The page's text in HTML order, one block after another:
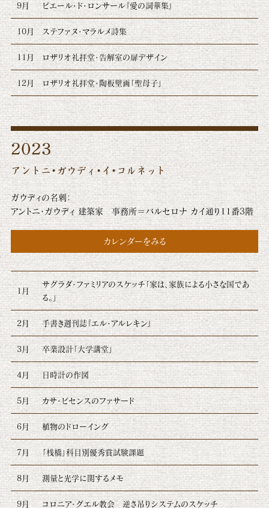
9月 ピエール・ド・ロンサール『愛の詞華集』
10月 ステファヌ・マラルメ詩集
11月 ロザリオ礼拝堂・告解室の扉デザイン
12月 ロザリオ礼拝堂・陶板壁画「聖母子」
2023
アントニ・ガウディ・イ・コルネット
ガウディの名刺：
アントニ・ガウディ 建築家 事務所＝バルセロナ カイ通り11番3階
カレンダーをみる
1月
サグラダ・ファミリアのスケッチ「家は、家族による小さな国であ
る。」
2月 手書き週刊誌『エル・アルレキン』
3月 卒業設計「大学講堂」
4月 日時計の作図
5月 カサ・ビセンスのファサード
6月 植物のドローイング
7月 「桟橋」科目別優秀賞試験課題
8月 測量と光学に関するメモ
9月 コロニア・グエル教会 逆さ吊りシステムのスケッチ